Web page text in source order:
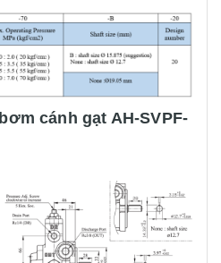
cánh gạt AH-SVPF-